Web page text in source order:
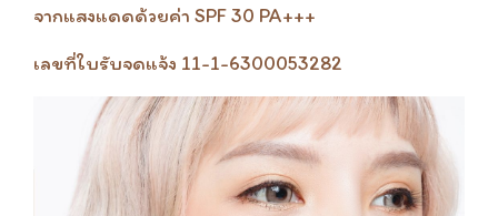
จากแสงแดดด้วยค่า SPF 30 PA+++
เลขที่ใบรับจดแจ้ง 11-1-6300053282